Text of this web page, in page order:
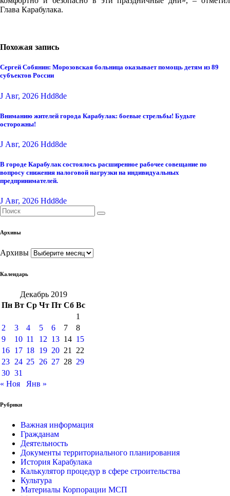
Глава Карабулака.
Похожая запись
Сергей Собянин: Морозовская больница оказывает помощь детям из 89
субъектов России
J Авг, 2026 Hdd8de
Вниманию жителей города Карабулак: боевые стрельбы! Будьте
осторожны!
J Авг, 2026 Hdd8de
В городе Карабулак состоялось расширенное рабочее совещание по
вопросу снижения налоговой нагрузки на индивидуальных
предпринимателей.
J Авг, 2026 Hdd8de
Архивы
Архивы
Календарь
Декабрь 2019
Пн Вт Ср Чт Пт Сб Вс
1
2
3 4 5 6 7
8
9
10 11 12 13 14 15
16 17 18 19 20 21
22
23 24 25 26 27 28 29
30 31
« Ноя
Янв »
Рубрики
Важная информация
Гражданам
Деятельность
Документы территориального планирования
История Карабулака
Калькулятор процедур в сфере строительства
Культура
Материалы Корпорации МСП